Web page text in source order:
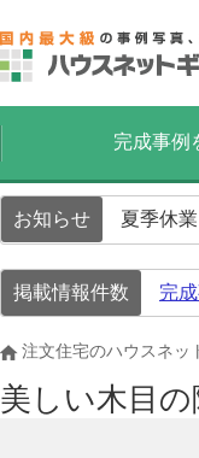
完成事例
お知らせ 夏季休
掲載情報件数 完
注文住宅のハウスネッ
美しい木目